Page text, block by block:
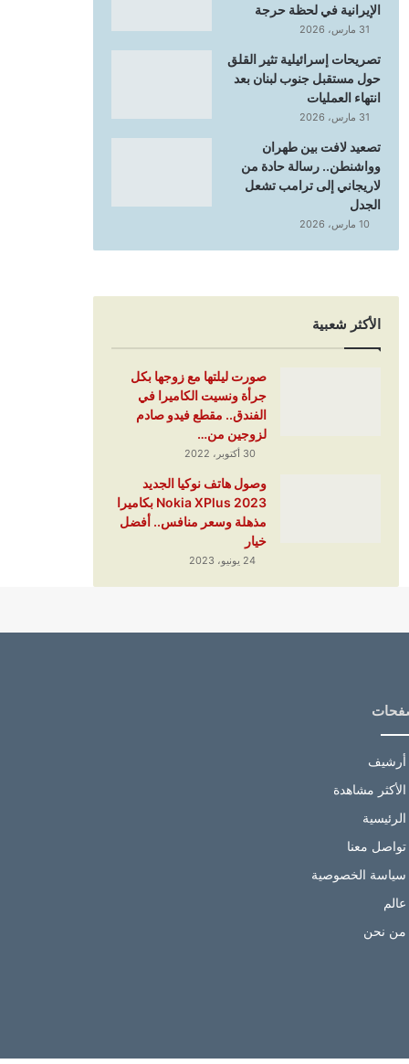
الإيرانية في لحظة حرجة
31 مارس، 2026
تصريحات إسرائيلية تثير القلق
حول مستقبل جنوب لبنان بعد
انتهاء العمليات
31 مارس، 2026
تصعيد لافت بين طهران
وواشنطن.. رسالة حادة من
لاريجاني إلى ترامب تشعل
الجدل
10 مارس، 2026
الأكثر شعبية
صورت ليلتها مع زوجها بكل
جرأة ونسيت الكاميرا في
الفندق.. مقطع فيدو صادم
لزوجين من…
30 أكتوبر، 2022
وصول هاتف نوكيا الجديد
Nokia XPlus 2023 بكاميرا
مذهلة وسعر منافس.. أفضل
خيار
24 يونيو، 2023
أرشيف
الأكثر مشاهدة
الرئيسية
تواصل معنا
سياسة الخصوصية
عالم
من نحن